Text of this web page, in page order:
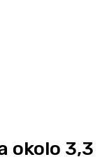
okolo 3,3